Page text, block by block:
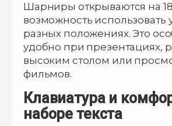
Шарниры открываются на
возможность использовать
разных положениях. Это
удобно при презентациях,
высоким столом или
фильмов.
Клавиатура и
наборе текста